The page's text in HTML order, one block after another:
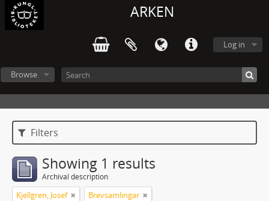
ARKEN
Log in
Browse
Filters
Showing 1 results
Archival description
Kjellgren, Josef Brevsamlingar